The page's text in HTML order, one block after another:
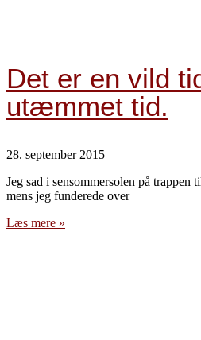
Det er en vild
utæmmet tid.
28. september 2015
Jeg sad i sensommersolen på trappen
mens jeg funderede over
Læs mere »